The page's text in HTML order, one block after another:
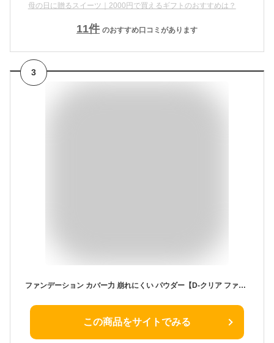
母の日に贈るスイーツ｜2000円で買えるギフトのおすすめは？
11件 のおすすめ口コミがあります
3
ファンデーション カバー力 崩れにくい パウダー【D-クリア ファンデーション 12g】 毛穴レス 陶器肌 フィルター肌 敏感肌 混合肌 インナードライ 韓国コスメ ミネラル 60代 プレゼント プチプラ d-ray
この商品をサイトでみる